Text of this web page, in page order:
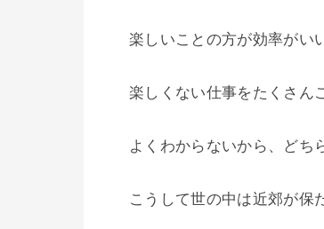
楽しいことの方が効率がい
楽しくない仕事をたくさん
よくわからないから、どち